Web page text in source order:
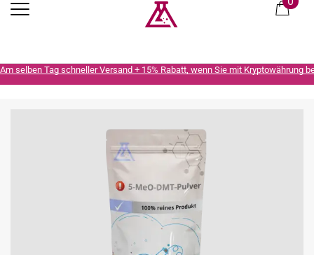
Am selben Tag schneller Versand + 15% Rabatt, wenn Sie mit Kryptowährung